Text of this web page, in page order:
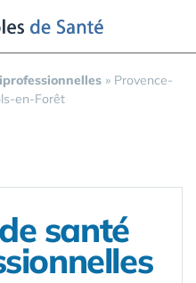
» Provence-
en-Forêt
santé